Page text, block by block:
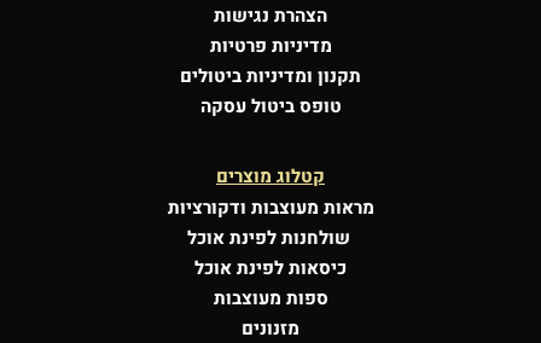
הצהרת נגישות
מדיניות פרטיות
תקנון ומדיניות ביטולים
טופס ביטול עסקה
קטלוג מוצרים
מראות מעוצבות ודקורציות
שולחנות לפינת אוכל
כיסאות לפינת אוכל
ספות מעוצבות
מזנונים